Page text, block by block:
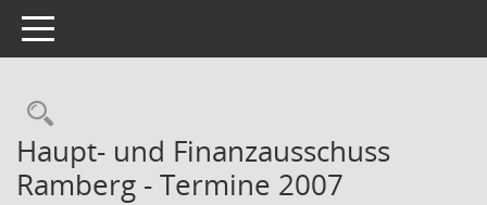
Toggle navigation
Rechercheauswahl
Haupt- und Finanzausschuss
Ramberg - Termine 2007